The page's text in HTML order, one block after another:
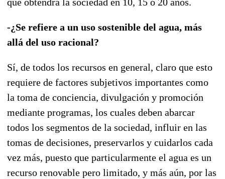
-¿Se refiere a un uso sostenible del agua, más
allá del uso racional?
Sí, de todos los recursos en general, claro que esto
requiere de factores subjetivos importantes como
la toma de conciencia, divulgación y promoción
mediante programas, los cuales deben abarcar
todos los segmentos de la sociedad, influir en las
tomas de decisiones, preservarlos y cuidarlos cada
vez más, puesto que particularmente el agua es un
recurso renovable pero limitado, y más aún, por las